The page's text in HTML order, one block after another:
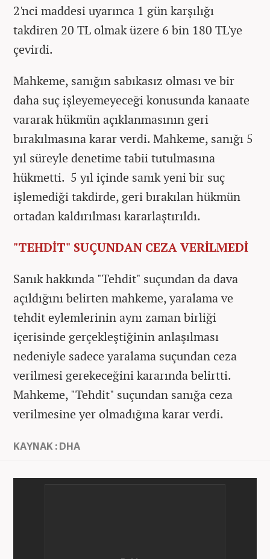
2'nci maddesi uyarınca 1 gün karşılığı
takdiren 20 TL olmak üzere 6 bin 180 TL'ye
çevirdi.
Mahkeme, sanığın sabıkasız olması ve bir
daha suç işleyemeyeceği konusunda kanaate
vararak hükmün açıklanmasının geri
bırakılmasına karar verdi. Mahkeme, sanığı 5
yıl süreyle denetime tabii tutulmasına
hükmetti. 5 yıl içinde sanık yeni bir suç
işlemediği takdirde, geri bırakılan hükmün
ortadan kaldırılması kararlaştırıldı.
"TEHDİT" SUÇUNDAN CEZA VERİLMEDİ
Sanık hakkında "Tehdit" suçundan da dava
açıldığını belirten mahkeme, yaralama ve
tehdit eylemlerinin aynı zaman birliği
içerisinde gerçekleştiğinin anlaşılması
nedeniyle sadece yaralama suçundan ceza
verilmesi gerekeceğini kararında belirtti.
Mahkeme, "Tehdit" suçundan sanığa ceza
verilmesine yer olmadığına karar verdi.
KAYNAK : DHA